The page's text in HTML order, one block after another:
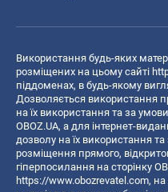
Використання будь-яких
розміщених на цьому сайті
піддоменах, в будь-якому
Дозволяється використання
на їх використання та за
OBOZ.UA, а для інтернет-
дозволу на їх використання
розміщення прямого,
гіперпосилання на сторінку
https://www.obozrevatel.com,